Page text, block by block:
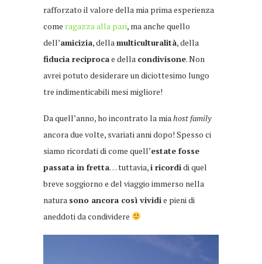
rafforzato il valore della mia prima esperienza
come ragazza alla pari, ma anche quello
dell’amicizia, dellamulticulturalità, della
fiducia reciprocae della condivisone. Non
avrei potuto desiderare un diciottesimo lungo
tre indimenticabili mesi migliore!
Da quell’anno, ho incontrato la miahost family
ancora due volte, svariati anni dopo! Spesso ci
siamo ricordati di come quell’estate fosse
passata in fretta… tuttavia,i ricordidi quel
breve soggiorno e del viaggio immerso nella
natura sono ancora così vividie pieni di
aneddoti da condividere